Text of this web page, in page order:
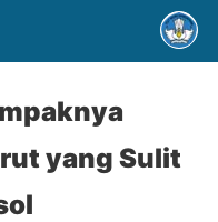
yang Sulit